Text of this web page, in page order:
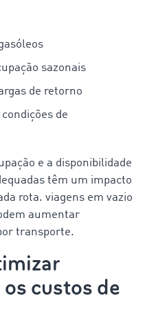
sazonais
de retorno
de
e a disponibilidade
têm um impacto
rota. viagens em vazio
aumentar
transporte.
custos de